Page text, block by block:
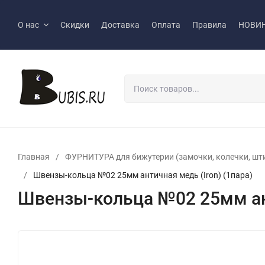
О нас Скидки Доставка Оплата Правила
Главная /
ФУРНИТУРА для бижутерии (замочки, колечки,
/
Швензы-кольца №02 25мм античная медь (Iron) (1пара)
Швензы-кольца №02 25мм